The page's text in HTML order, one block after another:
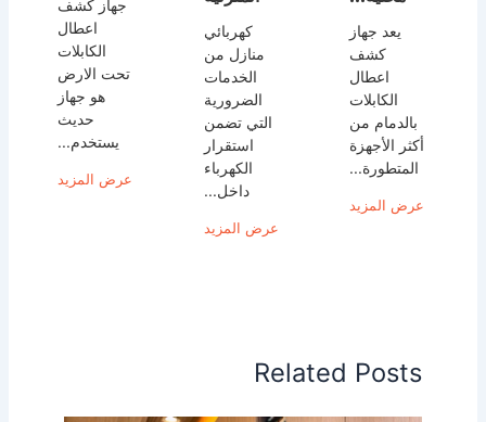
يعد جهاز
كشف
اعطال
الكابلات
بالدمام من
أكثر الأجهزة
المتطورة...
عرض المزيد
كهربائي
منازل من
الخدمات
الضرورية
التي تضمن
استقرار
الكهرباء
داخل...
عرض المزيد
جهاز كشف
اعطال
الكابلات
تحت الارض
هو جهاز
حديث
يستخدم...
عرض المزيد
Related Posts